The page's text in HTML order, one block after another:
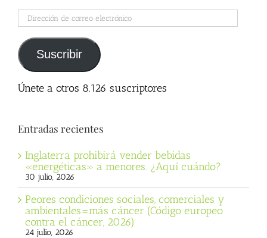
Dirección
de
correo
electrónico
Suscribir
Únete a otros 8.126 suscriptores
Entradas recientes
Inglaterra prohibirá vender bebidas
«energéticas» a menores. ¿Aquí cuándo?
30 julio, 2026
Peores condiciones sociales, comerciales y
ambientales=más cáncer (Código europeo
contra el cáncer, 2026)
24 julio, 2026